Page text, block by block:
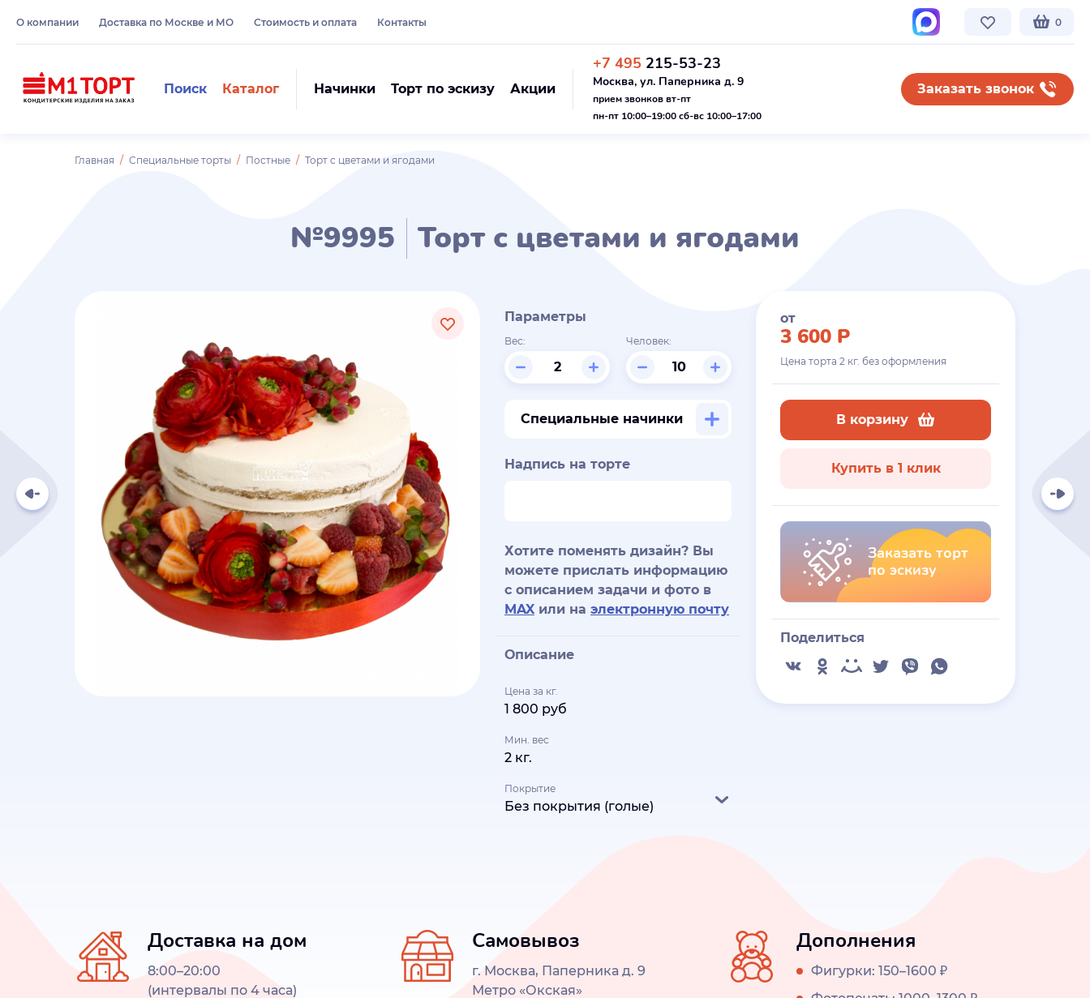
О компании Доставка по Москве и МО Стоимость и оплата Контакты 0
Поиск Каталог Начинки Торт по эскизу Акции
+7 495 215-53-23
Москва, ул. Паперника д. 9
прием звонков вт-пт
пн-пт 10:00–19:00 сб-вс 10:00–17:00
Заказать звонок
Главная Специальные торты Постные Торт с цветами и ягодами
№9995 Торт с цветами и ягодами
Параметры
Вес: Человек:
Специальные начинки
Надпись на торте
Хотите поменять дизайн? Вы
можете прислать информацию
с описанием задачи и фото в
MAX или на электронную почту
Описание
Цена за кг.
1 800 руб
Мин. вес
2 кг.
Покрытие
Без покрытия (голые)
от
3 600 Р
Цена торта 2 кг. без оформления
В корзину
Купить в 1 клик
Заказать торт
по эскизу
Поделиться
Доставка на дом
8:00–20:00
(интервалы по 4 часа)
Самовывоз
г. Москва, Паперника д. 9
Метро «Окская»
Дополнения
Фигурки: 150–1600 ₽